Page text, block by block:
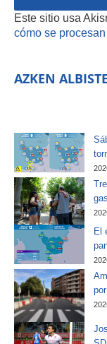
Este sitio usa
cómo se
AZKEN
El